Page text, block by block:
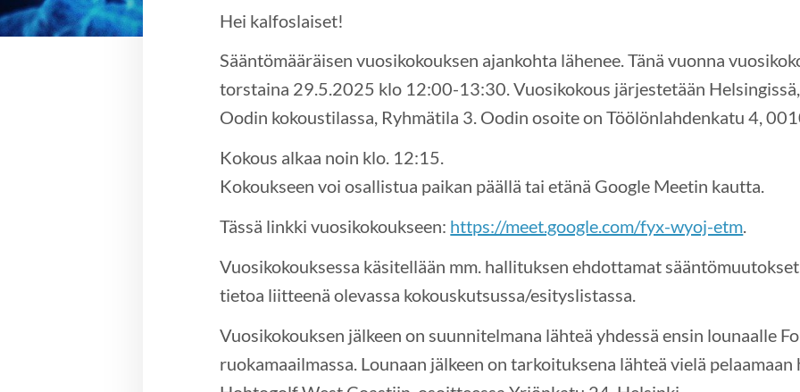
Hei kalfoslaiset!
Sääntömääräisen vuosikokouksen ajankohta lähenee. Tänä vuonna
torstaina 29.5.2025 klo 12:00-13:30. Vuosikokous järjestetään
Oodin kokoustilassa, Ryhmätila 3. Oodin osoite on Töölönlahdenkatu 4,
Kokous alkaa noin klo. 12:15.
Kokoukseen voi osallistua paikan päällä tai etänä Google Meetin kautta.
Tässä linkki vuosikokoukseen: https://meet.google.com/fyx-wyoj-etm.
Vuosikokouksessa käsitellään mm. hallituksen ehdottamat
tietoa liitteenä olevassa kokouskutsussa/esityslistassa.
Vuosikokouksen jälkeen on suunnitelmana lähteä yhdessä ensin lounaalle
ruokamaailmassa. Lounaan jälkeen on tarkoituksena lähteä vielä